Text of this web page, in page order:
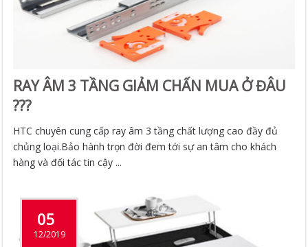
RAY ÂM 3 TẦNG GIẢM CHẤN MUA Ở ĐÂU
???
HTC chuyên cung cấp ray âm 3 tầng chất lượng cao đầy đủ
chủng loại.Bảo hành trọn đời đem tới sự an tâm cho khách
hàng và đối tác tin cậy ...
05
12/2019